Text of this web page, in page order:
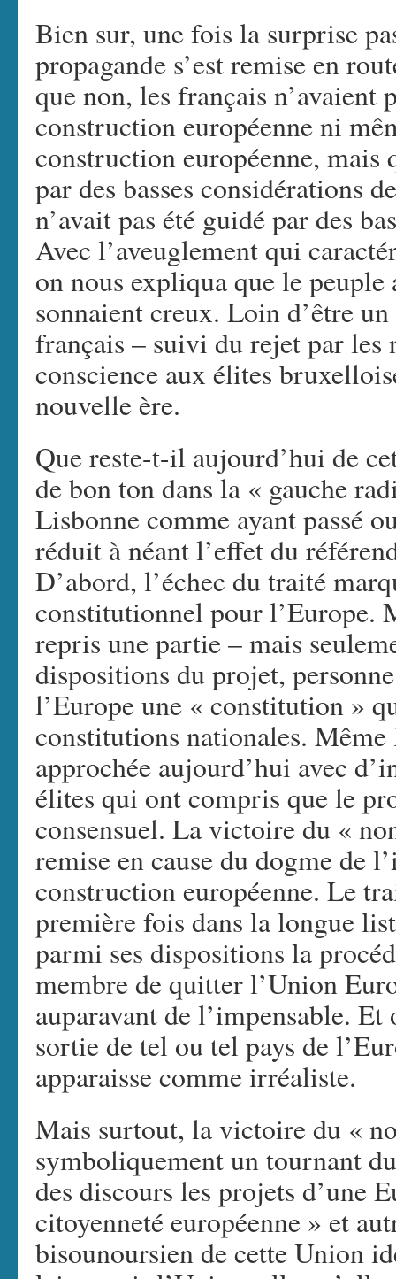
Bien sur, une fois la surprise
propagande s’est remise en
que non, les français n’avaient
construction européenne ni
construction européenne, mais
par des basses considérations
n’avait pas été guidé par des
Avec l’aveuglement qui
on nous expliqua que le
sonnaient creux. Loin d’être
français – suivi du rejet par les
conscience aux élites
nouvelle ère.
Que reste-t-il aujourd’hui de
de bon ton dans la « gauche
Lisbonne comme ayant passé
réduit à néant l’effet du
D’abord, l’échec du traité
constitutionnel pour l’Europe.
repris une partie – mais
dispositions du projet,
l’Europe une « constitution »
constitutions nationales.
approchée aujourd’hui avec
élites qui ont compris que le
consensuel. La victoire du «
remise en cause du dogme de
construction européenne. Le
première fois dans la longue
parmi ses dispositions la
membre de quitter l’Union
auparavant de l’impensable.
sortie de tel ou tel pays de
apparaisse comme irréaliste.
Mais surtout, la victoire du «
symboliquement un tournant
des discours les projets d’une
citoyenneté européenne » et
bisounoursien de cette Union